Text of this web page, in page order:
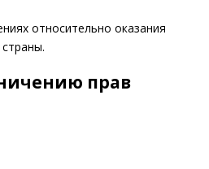
относительно оказания
прав